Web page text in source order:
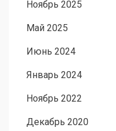
Ноябрь 2025
Май 2025
Июнь 2024
Январь 2024
Ноябрь 2022
Декабрь 2020